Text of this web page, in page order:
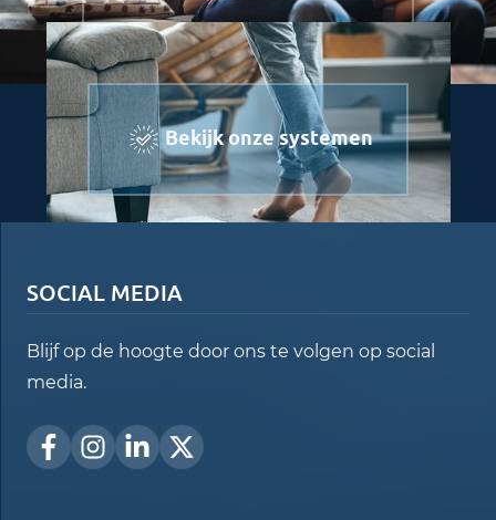
Bekijk onze systemen
SOCIAL MEDIA
Blijf op de hoogte door ons te volgen op social
media.